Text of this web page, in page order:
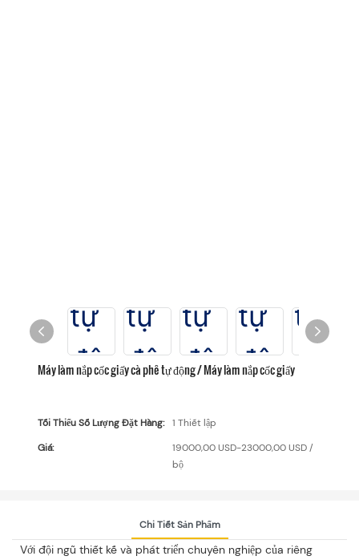
Máy làm nắp cốc giấy cà phê tự động / Máy làm nắp cốc giấy
Tối Thiểu Số Lượng Đặt Hàng:
1 Thiết lập
Giá:
19000,00 USD-23000,00 USD /
bộ
Chi Tiết Sản Phẩm
Với đội ngũ thiết kế và phát triển chuyên nghiệp của riêng